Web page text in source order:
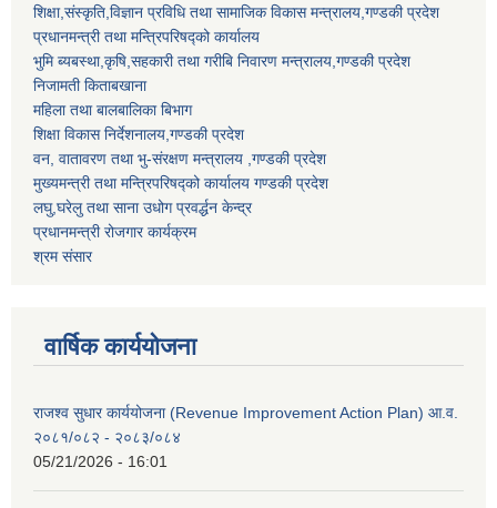
शिक्षा,संस्कृति,विज्ञान प्रविधि तथा सामाजिक विकास मन्त्रालय,गण्डकी प्रदेश
प्रधानमन्त्री तथा मन्त्रिपरिषद्को कार्यालय
भुमि ब्यबस्था,कृषि,सहकारी तथा गरीबि निवारण मन्त्रालय,गण्डकी प्रदेश
निजामती किताबखाना
महिला तथा बालबालिका बिभाग
शिक्षा विकास निर्देशनालय,गण्डकी प्रदेश
वन, वातावरण तथा भु-संरक्षण मन्त्रालय ,गण्डकी प्रदेश
मुख्यमन्त्री तथा मन्त्रिपरिषद्को कार्यालय गण्डकी प्रदेश
लघु,घरेलु तथा साना उधोग प्रवर्द्धन केन्द्र
प्रधानमन्त्री रोजगार कार्यक्रम
श्रम संसार
वार्षिक कार्ययोजना
राजश्व सुधार कार्ययोजना (Revenue Improvement Action Plan) आ.व.
२०८१/०८२ - २०८३/०८४
05/21/2026 - 16:01